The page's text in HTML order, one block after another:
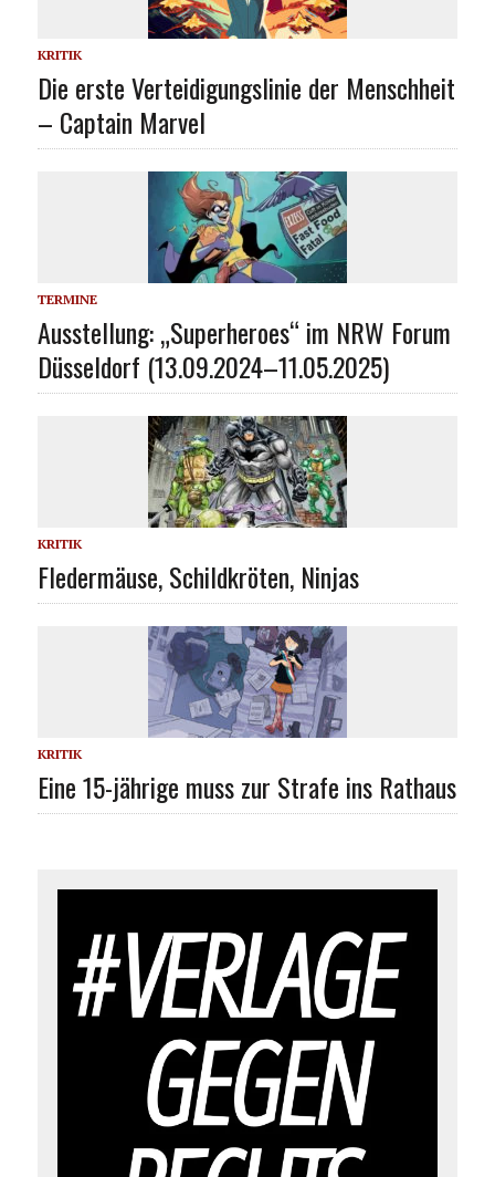
KRITIK
Die erste Verteidigungslinie der Menschheit
– Captain Marvel
TERMINE
Ausstellung: „Superheroes“ im NRW Forum
Düsseldorf (13.09.2024–11.05.2025)
KRITIK
Fledermäuse, Schildkröten, Ninjas
KRITIK
Eine 15-jährige muss zur Strafe ins Rathaus